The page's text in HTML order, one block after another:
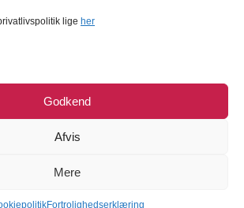
lige her
Godkend
Afvis
Mere
Fortrolighedserklæring